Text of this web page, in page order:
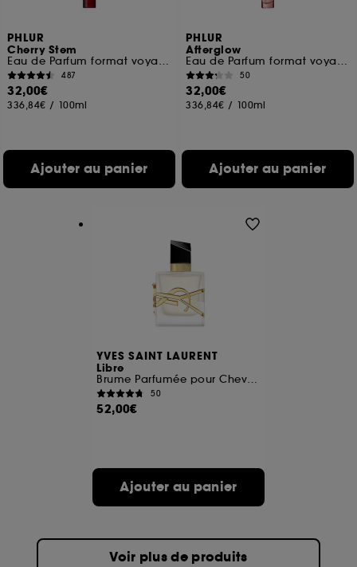
PHLUR
Cherry Stem
Eau de Parfum format voyage
487
32,00€
336,84€ / 100ml
Ajouter au panier
PHLUR
Afterglow
Eau de Parfum format voyage
50
32,00€
336,84€ / 100ml
Ajouter au panier
YVES SAINT LAURENT
Libre
Brume Parfumée pour Cheveux
50
52,00€
Ajouter au panier
Voir plus de produits